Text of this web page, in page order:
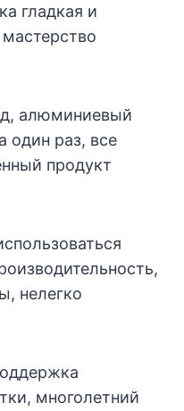
гладкая и
алюминиевый
один раз, все
продукт
нелегко
многолетний